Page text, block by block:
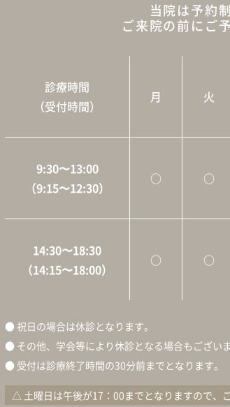
当院は予約
ご来院の前にご
診療時間
（受付時間）
月 火
9:30〜13:00
（9:15〜12:30）
○ ○
14:30〜18:30
（14:15〜18:00）
○ ○
● 祝日の場合は休診となります。
● その他、学会等により休診となる場合もござい
● 受付は診療終了時間の30分前までとなります。
△ 土曜日は午後が17：00までとなりますので、